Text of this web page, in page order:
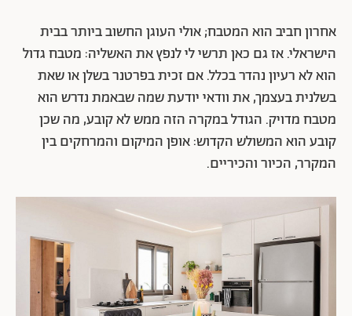
אחרון חביב הוא המטבח; אולי העוגן החשוב ביותר בבית
הישראלי. אז גם כאן תרשי לי לנפץ את האשליה: מטבח גדול
הוא לא רעיון נהדר בכלל. אם זכית בפרטנר בשלן או שאת
בשלנית בעצמך, את וודאי יודעת שמה שבאמת נדרש הוא
מטבח מדויק. הגודל במקרה הזה ממש לא קובע, מה שכן
קובע הוא המשולש הקדוש: אופן המיקום והמרחקים בין
המקרר, הכיור והכיריים.